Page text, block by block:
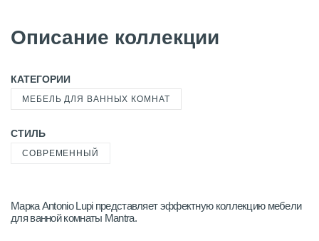
Описание коллекции
КАТЕГОРИИ
МЕБЕЛЬ ДЛЯ ВАННЫХ КОМНАТ
СТИЛЬ
СОВРЕМЕННЫЙ
Марка Antonio Lupi представляет эффектную коллекцию мебели
для ванной комнаты Mantra.